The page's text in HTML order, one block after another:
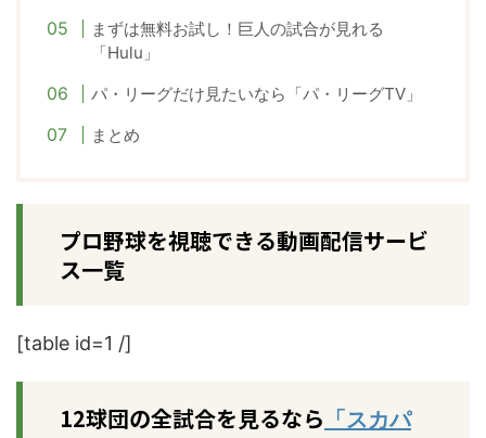
まずは無料お試し！巨人の試合が見れる
「Hulu」
パ・リーグだけ見たいなら「パ・リーグTV」
まとめ
プロ野球を視聴できる動画配信サービ
ス一覧
[table id=1 /]
12球団の全試合を見るなら 「スカパ